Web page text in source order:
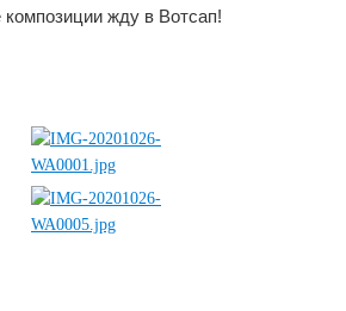
жду в Вотсап!